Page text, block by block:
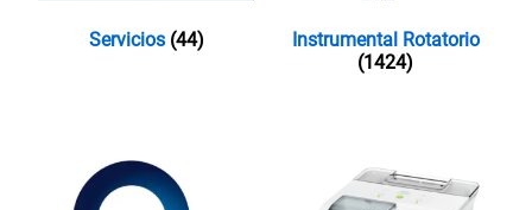
Servicios (44)
Instrumental Rotatorio
(1424)